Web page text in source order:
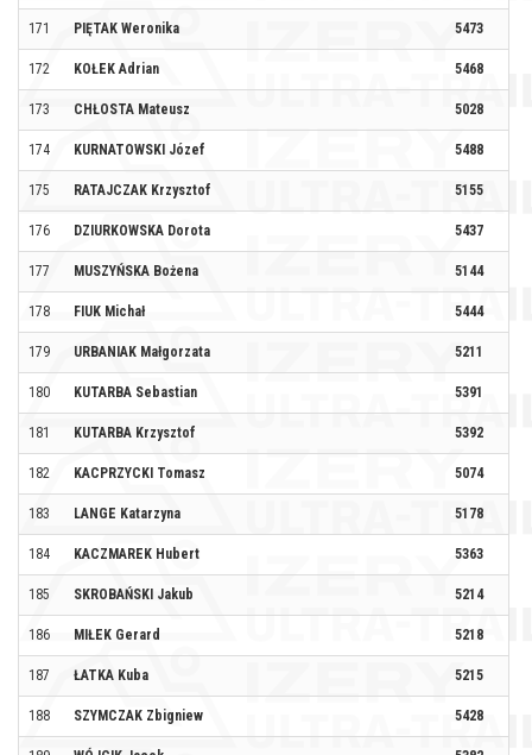
171 PIĘTAK Weronika 5473
172 KOŁEK Adrian 5468
173 CHŁOSTA Mateusz 5028
174 KURNATOWSKI Józef 5488
175 RATAJCZAK Krzysztof 5155
176 DZIURKOWSKA Dorota 5437
177 MUSZYŃSKA Bożena 5144
178 FIUK Michał 5444
179 URBANIAK Małgorzata 5211
180 KUTARBA Sebastian 5391
181 KUTARBA Krzysztof 5392
182 KACPRZYCKI Tomasz 5074
183 LANGE Katarzyna 5178
184 KACZMAREK Hubert 5363
185 SKROBAŃSKI Jakub 5214
186 MIŁEK Gerard 5218
187 ŁATKA Kuba 5215
188 SZYMCZAK Zbigniew 5428